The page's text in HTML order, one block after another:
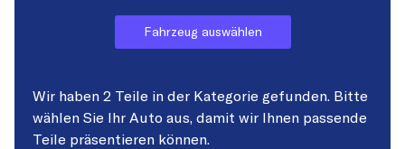
Fahrzeug auswählen
Wir haben 2 Teile in der Kategorie gefunden. Bitte
wählen Sie Ihr Auto aus, damit wir Ihnen passende
Teile präsentieren können.